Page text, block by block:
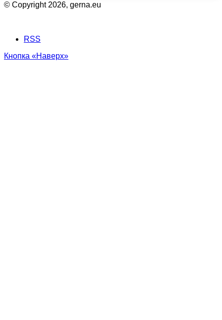
© Copyright 2026, gerna.eu
RSS
Кнопка «Наверх»